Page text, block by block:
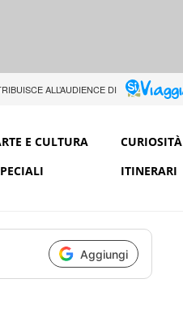
ALL’AUDIENCE DI
E CULTURA CURIOSITÀ
ITINERARI
Aggiungi